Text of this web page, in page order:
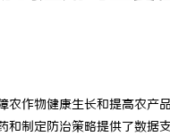
农作物健康生长和提高农
和制定防治策略提供了数据